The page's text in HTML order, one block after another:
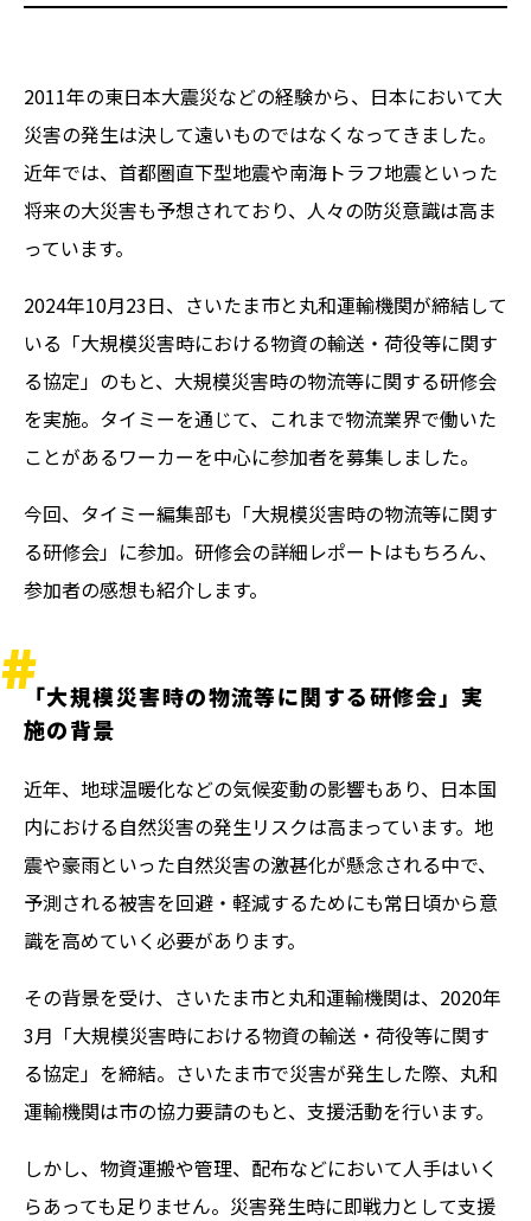
2011年の東日本大震災などの経験から、日本において大
災害の発生は決して遠いものではなくなってきました。
近年では、首都圏直下型地震や南海トラフ地震といった
将来の大災害も予想されており、人々の防災意識は高ま
っています。
2024年10月23日、さいたま市と丸和運輸機関が締結して
いる「大規模災害時における物資の輸送・荷役等に関す
る協定」のもと、大規模災害時の物流等に関する研修会
を実施。タイミーを通じて、これまで物流業界で働いた
ことがあるワーカーを中心に参加者を募集しました。
今回、タイミー編集部も「大規模災害時の物流等に関す
る研修会」に参加。研修会の詳細レポートはもちろん、
参加者の感想も紹介します。
「大規模災害時の物流等に関する研修会」実
施の背景
近年、地球温暖化などの気候変動の影響もあり、日本国
内における自然災害の発生リスクは高まっています。地
震や豪雨といった自然災害の激甚化が懸念される中で、
予測される被害を回避・軽減するためにも常日頃から意
識を高めていく必要があります。
その背景を受け、さいたま市と丸和運輸機関は、2020年
3月「大規模災害時における物資の輸送・荷役等に関す
る協定」を締結。さいたま市で災害が発生した際、丸和
運輸機関は市の協力要請のもと、支援活動を行います。
しかし、物資運搬や管理、配布などにおいて人手はいく
らあっても足りません。災害発生時に即戦力として支援